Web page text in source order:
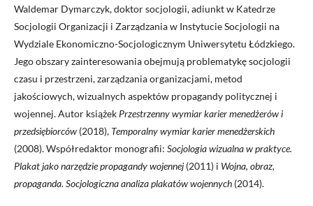
Waldemar Dymarczyk, doktor socjologii, adiunkt w Katedrze
Socjologii Organizacji i Zarządzania w Instytucie Socjologii na
Wydziale Ekonomiczno-Socjologicznym Uniwersytetu Łódzkiego.
Jego obszary zainteresowania obejmują problematykę socjologii
czasu i przestrzeni, zarządzania organizacjami, metod
jakościowych, wizualnych aspektów propagandy politycznej i
wojennej. Autor książek Przestrzenny wymiar karier menedżerów i
przedsiębiorców (2018), Temporalny wymiar karier menedżerskich
(2008). Współredaktor monografii: Socjologia wizualna w praktyce.
Plakat jako narzędzie propagandy wojennej (2011) i Wojna, obraz,
propaganda. Socjologiczna analiza plakatów wojennych (2014).